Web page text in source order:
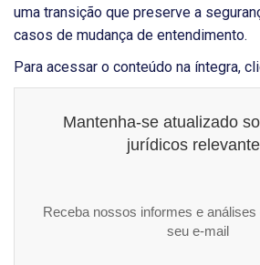
uma transição que preserve a
casos de mudança de entendimento.
Para acessar o conteúdo na íntegra,
Mantenha-se atualizado
jurídicos
Receba nossos informes e análises
seu e-mail